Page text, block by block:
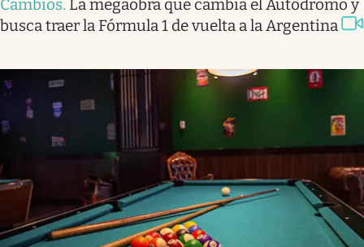
Cambios. La megaobra que cambia el Autódromo y
busca traer la Fórmula 1 de vuelta a la Argentina